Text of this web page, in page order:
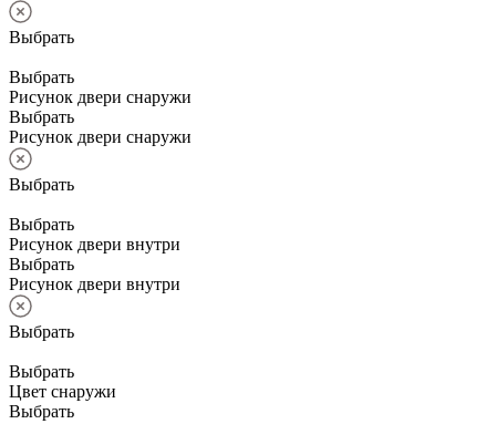
Выбрать
Выбрать
Рисунок двери снаружи
Выбрать
Рисунок двери снаружи
Выбрать
Выбрать
Рисунок двери внутри
Выбрать
Рисунок двери внутри
Выбрать
Выбрать
Цвет снаружи
Выбрать